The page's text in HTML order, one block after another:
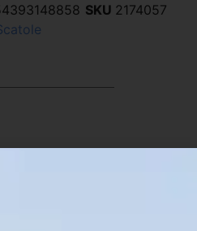
SKU 2174057